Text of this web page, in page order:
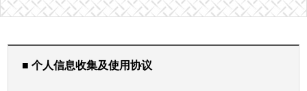
■ 个人信息收集及使用协议